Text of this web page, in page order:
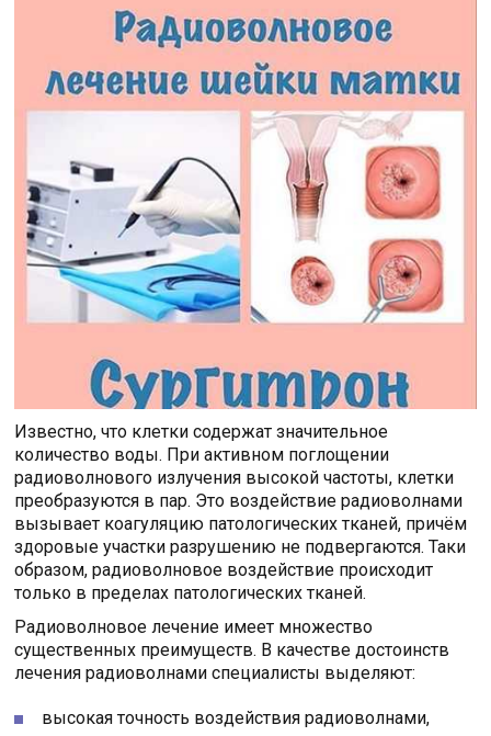
Известно, что клетки содержат значительное
количество воды. При активном поглощении
радиоволнового излучения высокой частоты, клетки
преобразуются в пар. Это воздействие радиоволнами
вызывает коагуляцию патологических тканей, причём
здоровые участки разрушению не подвергаются. Таки
образом, радиоволновое воздействие происходит
только в пределах патологических тканей.
Радиоволновое лечение имеет множество
существенных преимуществ. В качестве достоинств
лечения радиоволнами специалисты выделяют:
высокая точность воздействия радиоволнами,